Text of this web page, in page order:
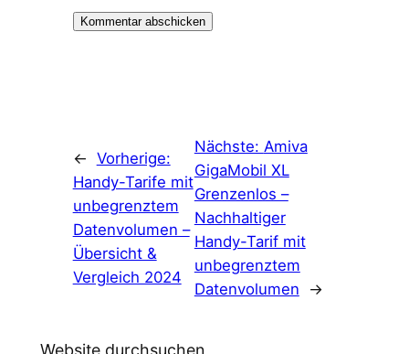
← Vorherige:
Handy-Tarife mit
unbegrenztem
Datenvolumen –
Übersicht &
Vergleich 2024
Nächste: Amiva
GigaMobil XL
Grenzenlos –
Nachhaltiger
Handy-Tarif mit
unbegrenztem
Datenvolumen
→
Website durchsuchen